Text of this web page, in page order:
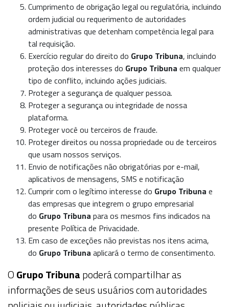
Cumprimento de obrigação legal ou regulatória, incluindo
ordem judicial ou requerimento de autoridades
administrativas que detenham competência legal para
tal requisição.
Exercício regular do direito do Grupo Tribuna, incluindo
proteção dos interesses do Grupo Tribuna em qualquer
tipo de conflito, incluindo ações judiciais.
Proteger a segurança de qualquer pessoa.
Proteger a segurança ou integridade de nossa
plataforma.
Proteger você ou terceiros de fraude.
Proteger direitos ou nossa propriedade ou de terceiros
que usam nossos serviços.
Envio de notificações não obrigatórias pore-mail,
aplicativos de mensagens, SMS e notificação
Cumprir com o legítimo interesse do Grupo Tribuna e
das empresas que integrem o grupo empresarial
do Grupo Tribuna para os mesmos fins indicados na
presente Política de Privacidade.
Em caso de exceções não previstas nos itens acima,
do Grupo Tribuna aplicará o termo de consentimento.
OGrupo Tribunapoderá compartilhar as
informações de seus usuários com autoridades